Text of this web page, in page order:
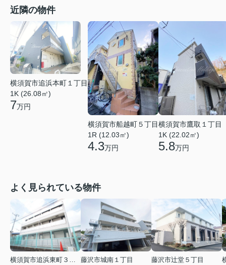
近隣の物件
横須賀市追浜本町１丁目
1K (26.08㎡)
7万円
横須賀市船越町５丁目
1R (12.03㎡)
4.3万円
横須賀市鷹取１丁目
1K (22.02㎡)
5.8万円
よく見られている物件
横須賀市追浜東町３丁目
藤沢市城南１丁目
藤沢市辻堂５丁目